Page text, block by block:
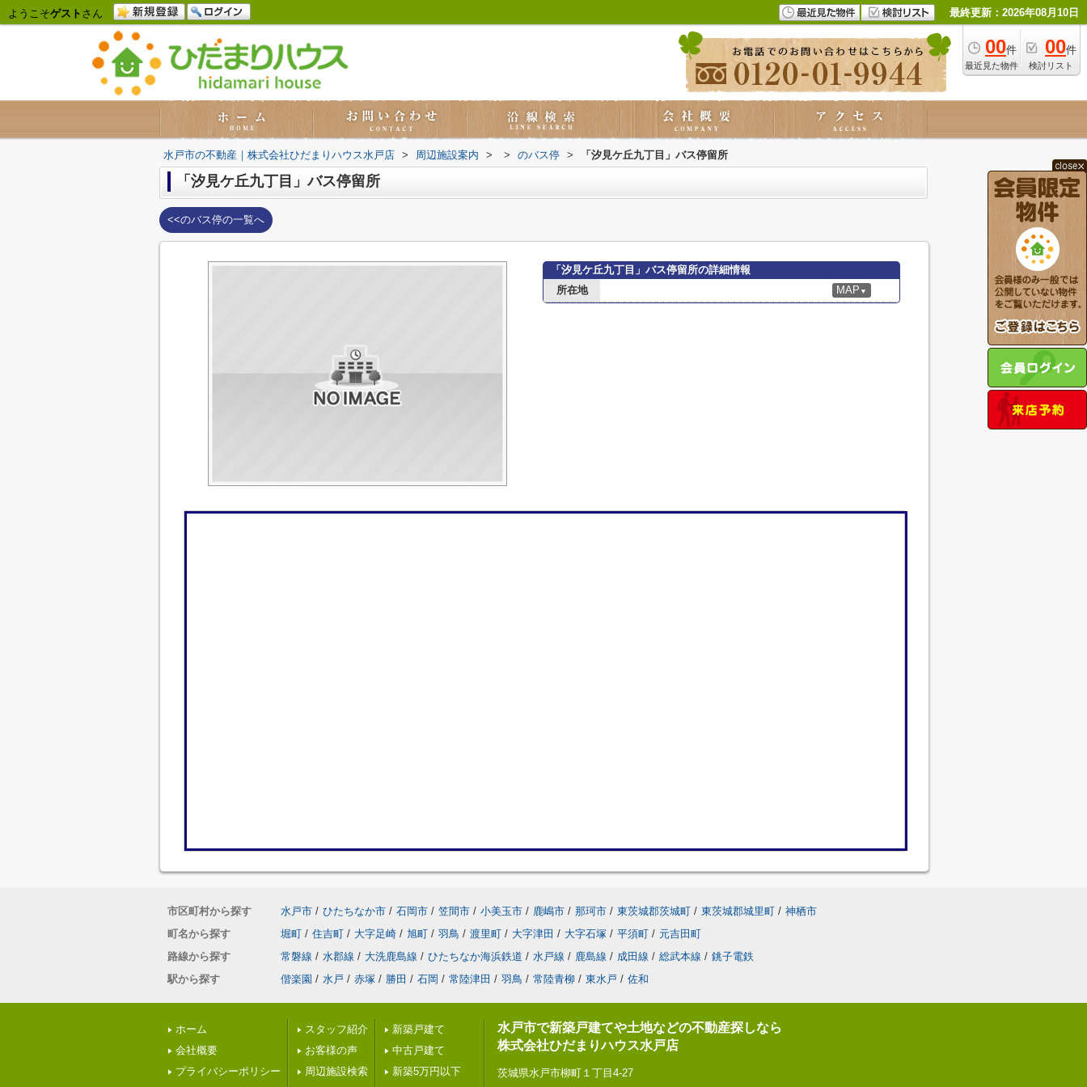
ようこそゲスト さん 最終更新：2026年08月10日
00件
最近見た物件
00件
検討リスト
水戸市の不動産｜株式会社ひだまりハウス水戸店 > 周辺施設案内 > > のバス停 > 「汐見ケ丘九丁目」バス停留所
「汐見ケ丘九丁目」バス停留所
<<のバス停の一覧へ
「汐見ケ丘九丁目」バス停留所の詳細情報
所在地
MAP ▼
市区町村から探す 水戸市 / ひたちなか市 / 石岡市 / 笠間市 / 小美玉市 / 鹿嶋市 / 那珂市 / 東茨城郡茨城町 / 東茨城郡城里町 / 神栖市
町名から探す
堀町 / 住吉町 / 大字足崎 / 旭町 / 羽鳥 / 渡里町 / 大字津田 / 大字石塚 / 平須町 / 元吉田町
路線から探す
常磐線 / 水郡線 / 大洗鹿島線 / ひたちなか海浜鉄道 / 水戸線 / 鹿島線 / 成田線 / 総武本線 / 銚子電鉄
駅から探す
偕楽園 / 水戸 / 赤塚 / 勝田 / 石岡 / 常陸津田 / 羽鳥 / 常陸青柳 / 東水戸 / 佐和
ホーム
会社概要
プライバシーポリシー
スタッフ紹介
お客様の声
周辺施設検索
新築戸建て
中古戸建て
新築5万円以下
水戸市で新築戸建てや土地などの不動産探しなら
株式会社ひだまりハウス水戸店
茨城県水戸市柳町１丁目4-27